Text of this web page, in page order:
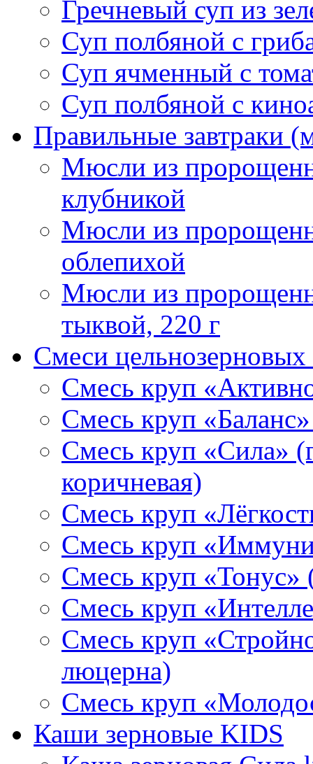
Гречневый суп из
Суп полбяной с
Суп ячменный с
Суп полбяной с
Правильные завтраки
Мюсли из
клубникой
Мюсли из
облепихой
Мюсли из
тыквой, 220 г
Смеси
Смесь круп
Смесь круп
Смесь круп «Сила»
коричневая)
Смесь круп
Смесь круп
Смесь круп «Тонус»
Смесь круп
Смесь круп
люцерна)
Смесь круп
Каши зерновые KIDS